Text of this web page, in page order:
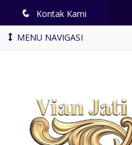
q Kontak Kami
MENU NAVIGASI